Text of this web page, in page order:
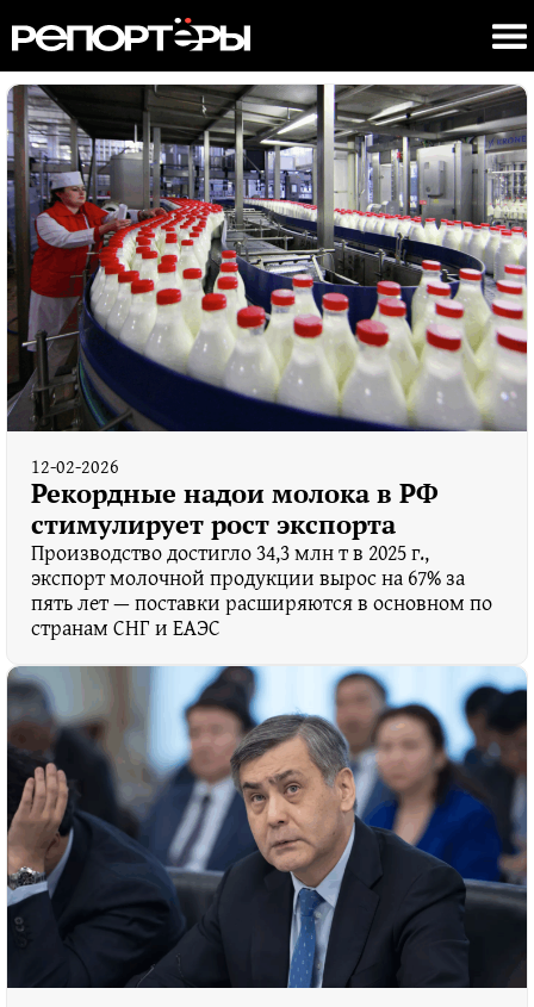
12-02-2026
Рекордные надои молока в РФ
стимулирует рост экспорта
Производство достигло 34,3 млн т в 2025 г.,
экспорт молочной продукции вырос на 67% за
пять лет — поставки расширяются в основном по
странам СНГ и ЕАЭС